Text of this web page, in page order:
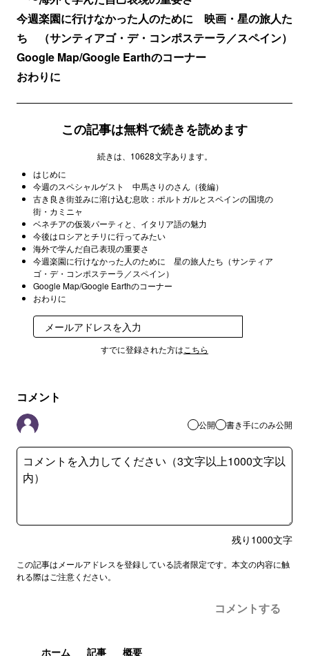
今週楽園に行けなかった人のために 映画・星の旅人た
ち （サンティアゴ・デ・コンポステーラ／スペイン）
Google Map/Google Earthのコーナー
おわりに
この記事は無料で続きを読めます
続きは、10628文字あります。
はじめに
今週のスペシャルゲスト 中馬さりのさん（後編）
古き良き街並みに溶け込む息吹：ポルトガルとスペインの国境の
街・カミニャ
ベネチアの仮装パーティと、イタリア語の魅力
今後はロシアとチリに行ってみたい
海外で学んだ自己表現の重要さ
今週楽園に行けなかった人のために 星の旅人たち（サンティア
ゴ・デ・コンポステーラ／スペイン）
Google Map/Google Earthのコーナー
おわりに
すでに登録された方は こちら
コメント
公開 書き手にのみ公開
残り 1000文字
この記事はメールアドレスを登録している読者限定です。本文の内容に触
れる際はご注意ください。
コメントする
ホーム 記事 概要